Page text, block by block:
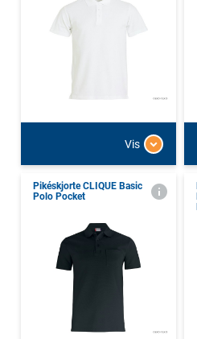
Vis
Pikéskjorte CLIQUE Basic
Polo Pocket